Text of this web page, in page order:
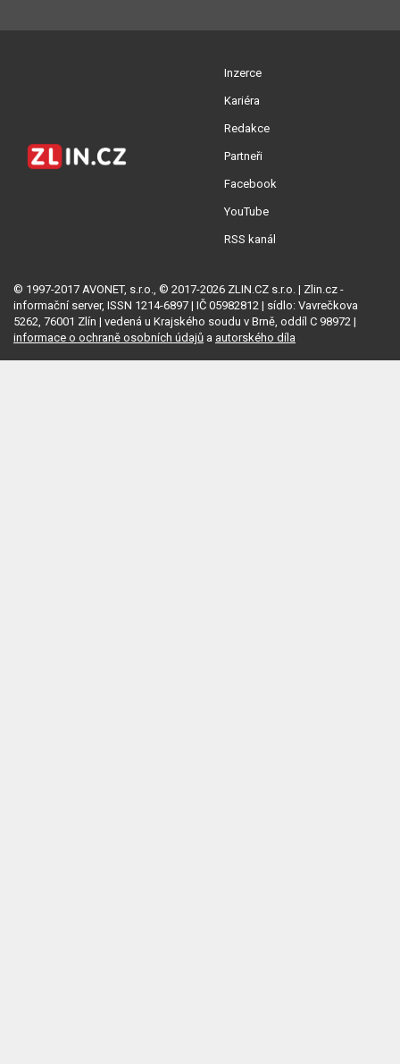
Inzerce
Kariéra
Redakce
Partneři
Facebook
YouTube
RSS kanál
© 1997-2017 AVONET, s.r.o., © 2017-2026 ZLIN.CZ s.r.o. | Zlin.cz -
informační server, ISSN 1214-6897 | IČ 05982812 | sídlo: Vavrečkova
5262, 76001 Zlín | vedená u Krajského soudu v Brně, oddíl C 98972 |
informace o ochraně osobních údajů a autorského díla